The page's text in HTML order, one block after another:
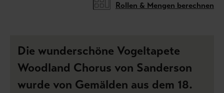
Rollen & Mengen berechnen
Die wunderschöne Vogeltapete
Woodland Chorus von Sanderson
wurde von Gemälden aus dem 18.